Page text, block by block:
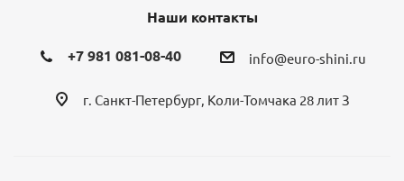
Наши контакты
+7 981 081-08-40 info@euro-shini.ru
г. Санкт-Петербург, Коли-Томчака 28 лит З